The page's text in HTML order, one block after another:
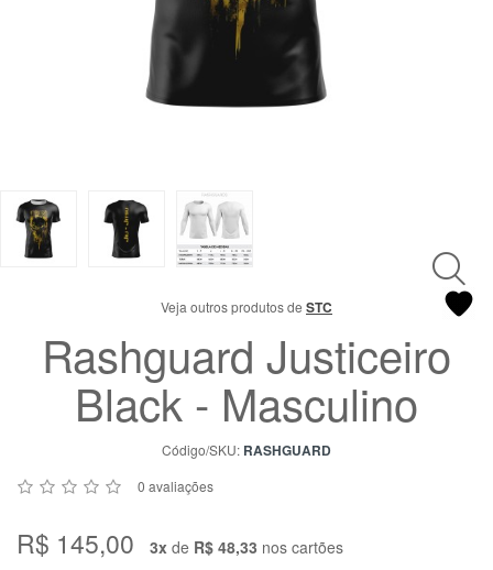
9
8309-
9797
Envie-
nos uma
mensagem
Veja outros produtos de STC
Rashguard Justiceiro
Black - Masculino
Código/SKU: RASHGUARD
0 avaliações
R$ 145,00 3x de R$ 48,33 nos cartões